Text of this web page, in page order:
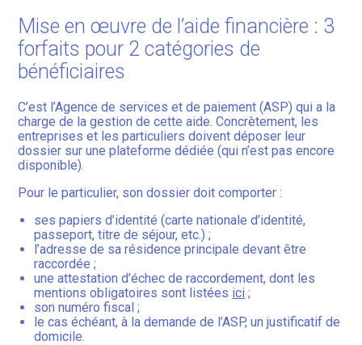
Mise en œuvre de l’aide financière : 3
forfaits pour 2 catégories de
bénéficiaires
C’est l’Agence de services et de paiement (ASP) qui a la
charge de la gestion de cette aide. Concrètement, les
entreprises et les particuliers doivent déposer leur
dossier sur une plateforme dédiée (qui n’est pas encore
disponible).
Pour le particulier, son dossier doit comporter :
ses papiers d’identité (carte nationale d’identité,
passeport, titre de séjour, etc.) ;
l’adresse de sa résidence principale devant être
raccordée ;
une attestation d’échec de raccordement, dont les
mentions obligatoires sont listées ici ;
son numéro fiscal ;
le cas échéant, à la demande de l’ASP, un justificatif de
domicile.